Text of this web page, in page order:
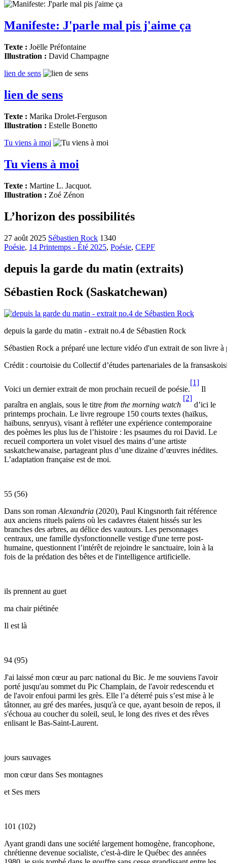
Manifeste: J'parle mal pis j'aime ça
Texte : Joëlle Préfontaine
Illustration : David Champagne
lien de sens
lien de sens
Texte : Marika Drolet-Ferguson
Illustration : Estelle Bonetto
Tu viens à moi
Tu viens à moi
Texte : Martine L. Jacquot.
Illustration : Zoé Zénon
L’horizon des possibilités
27 août 2025 Sébastien Rock 1340
Poésie, 14 Printemps - Été 2025, Poésie, CEPF
depuis la garde du matin (extraits)
Sébastien Rock (Saskatchewan)
depuis la garde du matin - extrait no.4 de Sébastien Rock
Sébastien Rock a préparé une lecture vidéo d'un extrait de son livre
Crédit : courtoisie du Collectif d’études partenariales de la
Voici un dernier extrait de mon prochain recueil de poésie.
[1]
Il
paraîtra en anglais, sous le titre from the morning watch
[2]
d’ici le
printemps prochain. Le livre regroupe 150 courts textes (haïkus,
haïbuns, senryus), visant à refléter une expérience contemporaine
des poèmes les plus lus de l’histoire : les psaumes du roi David. Le
recueil comportera un volet visuel des mains d’une artiste
saskatchewanaise, partageant plus d’une dizaine d’œuvres inédites.
L’adaptation française est de moi.
55 (56)
Dans son roman Alexandria (2020), Paul Kingsnorth fait référence
aux anciens rituels païens où les cadavres étaient hissés sur les
branches des arbres, au délice des vautours. Les personnages
centraux, une famille dysfonctionnelle vestige d'une terre post-
humaine, questionnent l’intérêt de rejoindre le sanctuaire, loin à la
fois de la prédation des bêtes et de l'intelligence artificielle.
ils prennent au guet
ma chair piétinée
Il est là
94 (95)
J'ai laissé mon cœur au parc national du Bic. Je me souviens l'avoir
porté jusqu'au sommet du Pic Champlain, de l'avoir redescendu et
de l'avoir enfoui parmi les grès. Elle l’a déterré puis s’est mise à le
tâtonner, au gré des marées, jusqu'à ce que, ayant besoin de repos, il
s'échoua au coucher du soleil, seul, le long des rives et des rêves
enlisant le Bas-Saint-Laurent.
jours sauvages
mon cœur dans Ses montagnes
et Ses mers
101 (102)
Ayant grandi dans une société largement homogène, francophone,
chrétienne devenue socialiste, c'est-à-dire le Québec des années